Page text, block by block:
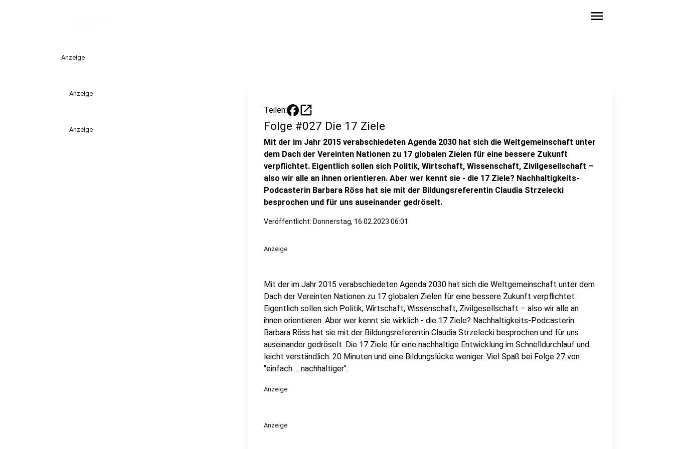
menu
Anzeige
Anzeige
Anzeige
Teilen: open_in_new
Folge #027 Die 17 Ziele
Mit der im Jahr 2015 verabschiedeten Agenda 2030 hat sich die Weltgemeinschaft unter
dem Dach der Vereinten Nationen zu 17 globalen Zielen für eine bessere Zukunft
verpflichtet. Eigentlich sollen sich Politik, Wirtschaft, Wissenschaft, Zivilgesellschaft –
also wir alle an ihnen orientieren. Aber wer kennt sie - die 17 Ziele? Nachhaltigkeits-
Podcasterin Barbara Röss hat sie mit der Bildungsreferentin Claudia Strzelecki
besprochen und für uns auseinander gedröselt.
Veröffentlicht: Donnerstag, 16.02.2023 06:01
Anzeige
Mit der im Jahr 2015 verabschiedeten Agenda 2030 hat sich die Weltgemeinschaft unter dem
Dach der Vereinten Nationen zu 17 globalen Zielen für eine bessere Zukunft verpflichtet.
Eigentlich sollen sich Politik, Wirtschaft, Wissenschaft, Zivilgesellschaft – also wir alle an
ihnen orientieren. Aber wer kennt sie wirklich - die 17 Ziele? Nachhaltigkeits-Podcasterin
Barbara Röss hat sie mit der Bildungsreferentin Claudia Strzelecki besprochen und für uns
auseinander gedröselt. Die 17 Ziele für eine nachhaltige Entwicklung im Schnelldurchlauf und
leicht verständlich. 20 Minuten und eine Bildungslücke weniger. Viel Spaß bei Folge 27 von
"einfach ... nachhaltiger".
Anzeige
Anzeige